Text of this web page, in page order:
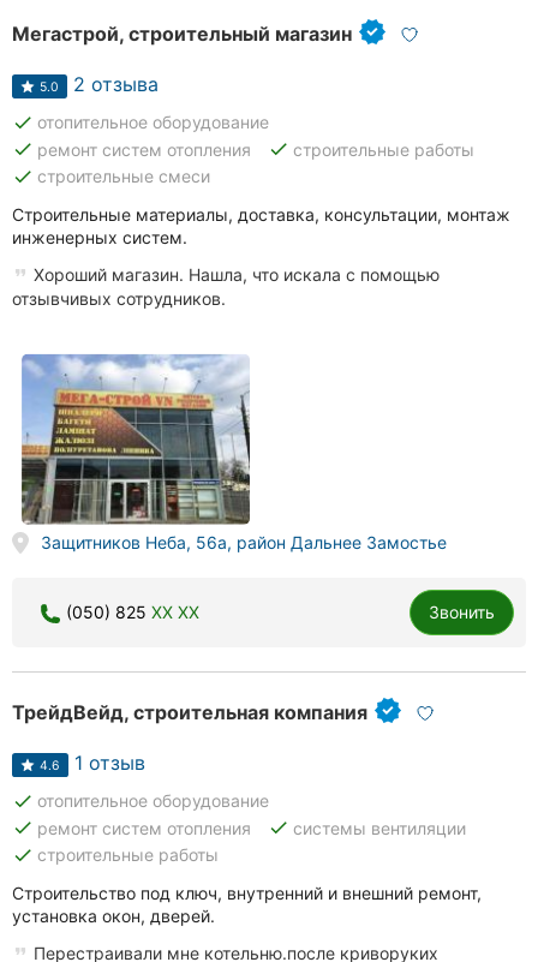
Мегастрой, строительный магазин
5.0 2 отзыва
done отопительное оборудование
done ремонт систем отопления done строительные работы
done строительные смеси
Строительные материалы, доставка, консультации, монтаж
инженерных систем.
Хороший магазин. Нашла, что искала с помощью
отзывчивых сотрудников.
Защитников Неба, 56а, район Дальнее Замостье
(050) 825 XX XX Звонить
ТрейдВейд, строительная компания
4.6 1 отзыв
done отопительное оборудование
done ремонт систем отопления done системы вентиляции
done строительные работы
Строительство под ключ, внутренний и внешний ремонт,
установка окон, дверей.
Перестраивали мне котельню.после криворуких